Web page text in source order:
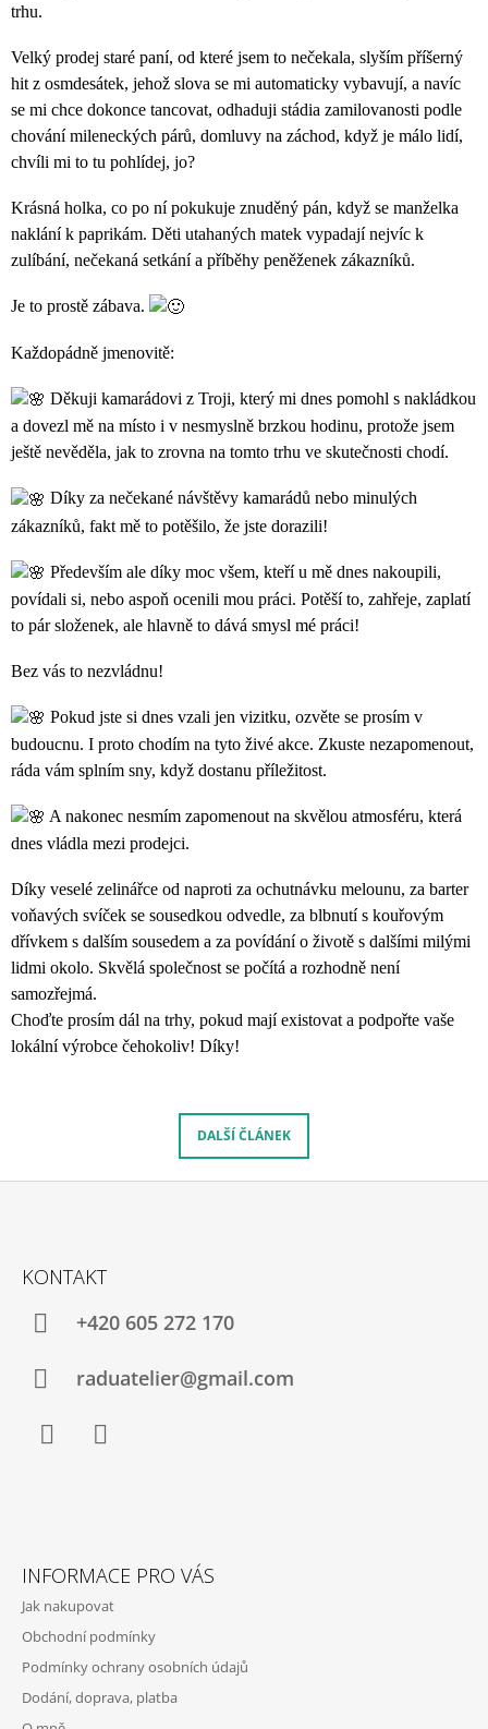
trhu.
Velký prodej staré paní, od které jsem to nečekala, slyším příšerný
hit z osmdesátek, jehož slova se mi automaticky vybavují, a navíc
se mi chce dokonce tancovat, odhaduji stádia zamilovanosti podle
chování mileneckých párů, domluvy na záchod, když je málo lidí,
chvíli mi to tu pohlídej, jo?
Krásná holka, co po ní pokukuje znuděný pán, když se manželka
naklání k paprikám. Děti utahaných matek vypadají nejvíc k
zulíbání, nečekaná setkání a příběhy peněženek zákazníků.
Je to prostě zábava.
Každopádně jmenovitě:
Děkuji kamarádovi z Troji, který mi dnes pomohl s nakládkou
a dovezl mě na místo i v nesmyslně brzkou hodinu, protože jsem
ještě nevěděla, jak to zrovna na tomto trhu ve skutečnosti chodí.
Díky za nečekané návštěvy kamarádů nebo minulých
zákazníků, fakt mě to potěšilo, že jste dorazili!
Především ale díky moc všem, kteří u mě dnes nakoupili,
povídali si, nebo aspoň ocenili mou práci. Potěší to, zahřeje, zaplatí
to pár složenek, ale hlavně to dává smysl mé práci!
Bez vás to nezvládnu!
Pokud jste si dnes vzali jen vizitku, ozvěte se prosím v
budoucnu. I proto chodím na tyto živé akce. Zkuste nezapomenout,
ráda vám splním sny, když dostanu příležitost.
A nakonec nesmím zapomenout na skvělou atmosféru, která
dnes vládla mezi prodejci.
Díky veselé zelinářce od naproti za ochutnávku melounu, za barter
voňavých svíček se sousedkou odvedle, za blbnutí s kouřovým
dřívkem s dalším sousedem a za povídání o životě s dalšími milými
lidmi okolo. Skvělá společnost se počítá a rozhodně není
samozřejmá.
Choďte prosím dál na trhy, pokud mají existovat a podpořte vaše
lokální výrobce čehokoliv! Díky!
DALŠÍ ČLÁNEK
KONTAKT
+420 605 272 170
raduatelier@gmail.com
INFORMACE PRO VÁS
Jak nakupovat
Obchodní podmínky
Podmínky ochrany osobních údajů
Dodání, doprava, platba